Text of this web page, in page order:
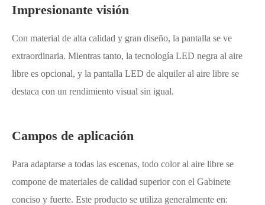
Impresionante visión
Con material de alta calidad y gran diseño, la pantalla se ve
extraordinaria. Mientras tanto, la tecnología LED negra al aire
libre es opcional, y la pantalla LED de alquiler al aire libre se
destaca con un rendimiento visual sin igual.
Campos de aplicación
Para adaptarse a todas las escenas, todo color al aire libre se
compone de materiales de calidad superior con el Gabinete
conciso y fuerte. Este producto se utiliza generalmente en: